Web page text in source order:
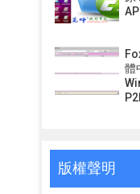
體
版權聲明